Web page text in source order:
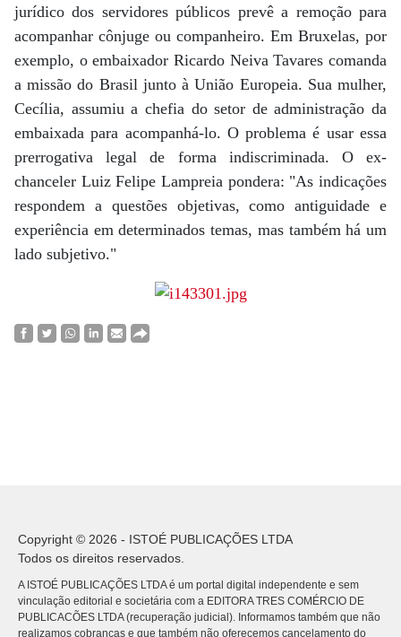
jurídico dos servidores públicos prevê a remoção para
acompanhar cônjuge ou companheiro. Em Bruxelas, por
exemplo, o embaixador Ricardo Neiva Tavares comanda
a missão do Brasil junto à União Europeia. Sua mulher,
Cecília, assumiu a chefia do setor de administração da
embaixada para acompanhá-lo. O problema é usar essa
prerrogativa legal de forma indiscriminada. O ex-
chanceler Luiz Felipe Lampreia pondera: "As indicações
respondem a questões objetivas, como antiguidade e
experiência em determinados temas, mas também há um
lado subjetivo."
Copyright © 2026 - ISTOÉ PUBLICAÇÕES LTDA
Todos os direitos reservados.
A ISTOÉ PUBLICAÇÕES LTDA é um portal digital independente e sem
vinculação editorial e societária com a EDITORA TRES COMÉRCIO DE
PUBLICACÕES LTDA (recuperação judicial). Informamos também que não
realizamos cobranças e que também não oferecemos cancelamento do